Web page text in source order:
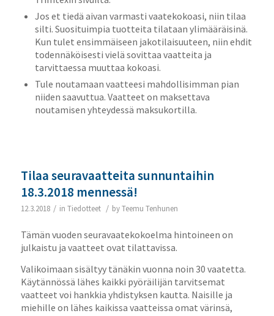
Jos et tiedä aivan varmasti vaatekokoasi, niin tilaa
silti. Suosituimpia tuotteita tilataan ylimääräisinä.
Kun tulet ensimmäiseen jakotilaisuuteen, niin ehdit
todennäköisesti vielä sovittaa vaatteita ja
tarvittaessa muuttaa kokoasi.
Tule noutamaan vaatteesi mahdollisimman pian
niiden saavuttua. Vaatteet on maksettava
noutamisen yhteydessä maksukortilla.
Tilaa seuravaatteita sunnuntaihin
18.3.2018 mennessä!
12.3.2018 / in Tiedotteet / byTeemu Tenhunen
Tämän vuoden seuravaatekokoelma hintoineen on
julkaistu ja vaatteet ovat tilattavissa.
Valikoimaan sisältyy tänäkin vuonna noin 30 vaatetta.
Käytännössä lähes kaikki pyöräilijän tarvitsemat
vaatteet voi hankkia yhdistyksen kautta. Naisille ja
miehille on lähes kaikissa vaatteissa omat värinsä,